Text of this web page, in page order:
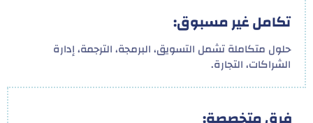
تكامل غير مسبوق:
حلول متكاملة تشمل التسويق، البرمجة، الترجمة، إدارة
الشراكات، التجارة.